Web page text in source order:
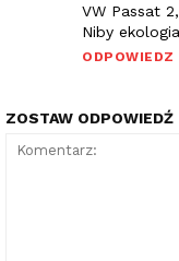
VW Passat
Niby
ODPOWIEDZ
ZOSTAW ODPOWIEDŹ